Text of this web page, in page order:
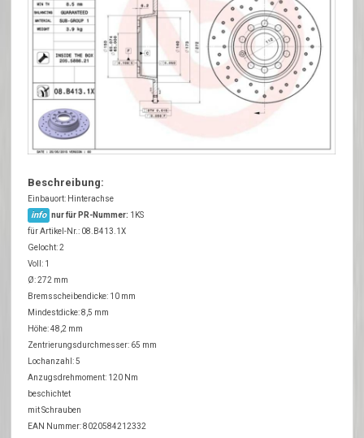
Beschreibung:
Einbauort: Hinterachse
info nur für PR-Nummer: 1KS
für Artikel-Nr.: 08.B413.1X
Gelocht: 2
Voll: 1
Ø: 272 mm
Bremsscheibendicke: 10 mm
Mindestdicke: 8,5 mm
Höhe: 48,2 mm
Zentrierungsdurchmesser: 65 mm
Lochanzahl: 5
Anzugsdrehmoment: 120 Nm
beschichtet
mit Schrauben
EAN Nummer: 8020584212332